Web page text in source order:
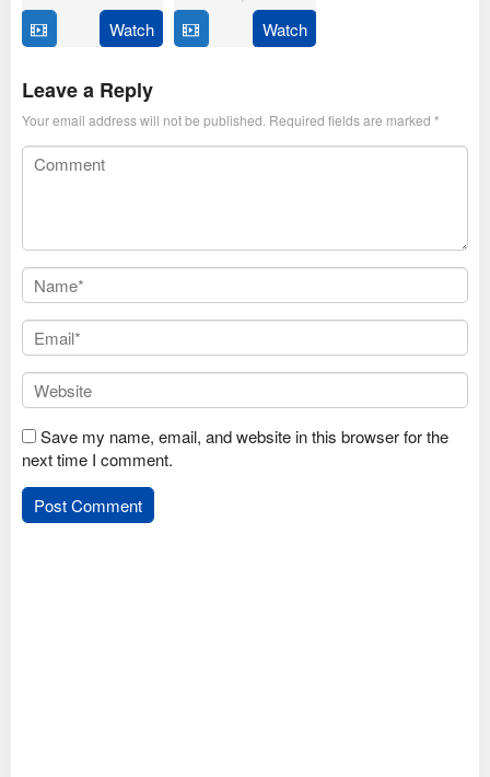
Feb
2025
Thirumeni
Watch
Jan
Anil
Ravipudi
Watch
Leave a Reply
Your email address will not be published. Required fields are marked *
Save my name, email, and website in this browser for the
next time I comment.